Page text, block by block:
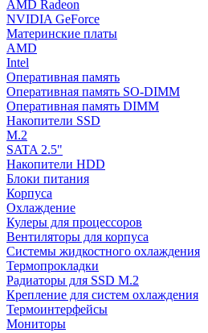
AMD Radeon
NVIDIA GeForce
Материнские платы
AMD
Intel
Оперативная память
Оперативная память SO-DIMM
Оперативная память DIMM
Накопители SSD
M.2
SATA 2.5"
Накопители HDD
Блоки питания
Корпуса
Охлаждение
Кулеры для процессоров
Вентиляторы для корпуса
Системы жидкостного охлаждения
Термопрокладки
Радиаторы для SSD M.2
Крепление для систем охлаждения
Термоинтерфейсы
Мониторы